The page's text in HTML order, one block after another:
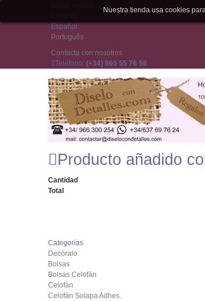
Español
Português
Contacta con nosotros
Teléfono: (+34) 865 55 76 58
Producto añadido
Cantidad
Total
Categorías
Decóralo
Bolsas
Bolsas Celofán
Celofán
Celofán Solapa Adhes.
Nuestra tienda usa cookies